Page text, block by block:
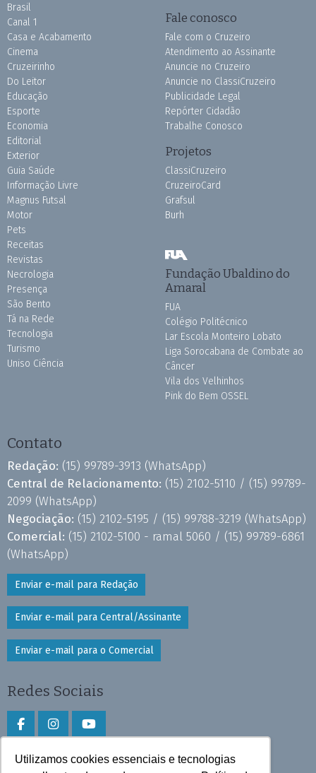
Utilizamos cookies essenciais e tecnologias
Brasil
Canal 1
Casa e Acabamento
Cinema
Cruzeirinho
Do Leitor
Educação
Esporte
Economia
Editorial
Exterior
Guia Saúde
Informação Livre
Magnus Futsal
Motor
Pets
Receitas
Revistas
Necrologia
Presença
São Bento
Tá na Rede
Tecnologia
Turismo
Uniso Ciência
Fale conosco
Fale com o Cruzeiro
Atendimento ao Assinante
Anuncie no Cruzeiro
Anuncie no ClassiCruzeiro
Publicidade Legal
Repórter Cidadão
Trabalhe Conosco
Projetos
ClassiCruzeiro
CruzeiroCard
Grafsul
Burh
Fundação Ubaldino do
Amaral
FUA
Colégio Politécnico
Lar Escola Monteiro Lobato
Liga Sorocabana de Combate ao
Câncer
Vila dos Velhinhos
Pink do Bem OSSEL
Contato
Redação: (15) 99789-3913 (WhatsApp)
Central de Relacionamento: (15) 2102-5110 / (15) 99789-
2099 (WhatsApp)
Negociação: (15) 2102-5195 / (15) 99788-3219 (WhatsApp)
Comercial: (15) 2102-5100 - ramal 5060 / (15) 99789-6861
(WhatsApp)
Enviar e-mail para Redação
Enviar e-mail para Central/Assinante
Enviar e-mail para o Comercial
Redes Sociais
Faça download do aplicativo